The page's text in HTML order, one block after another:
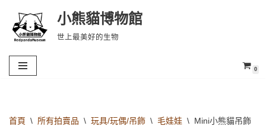
Skip
content
小熊貓博物館
世上最美好的生物
0
首頁 \ 所有拍賣品 \ 玩具/玩偶/吊飾 \ 毛娃娃 \ Mini小熊貓吊飾